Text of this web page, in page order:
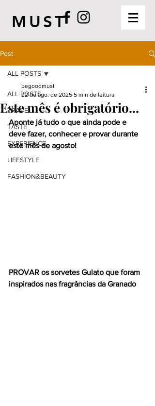
MUST
Post
ALL POSTS
TRAVEL
TASTE
EXPERIENCE
LIFESTYLE
FASHION&BEAUTY
ALL POSTS
Este mês é obrigatório...
begoodmust
22 de ago. de 2025 5 min de leitura
Aponte já tudo o que ainda pode e
deve fazer, conhecer e provar durante
este mês de agosto!
PROVAR os sorvetes Gulato que foram
inspirados nas fragrâncias da Granado